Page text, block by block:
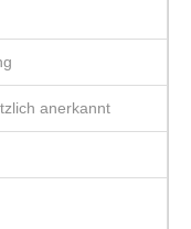
anerkannt